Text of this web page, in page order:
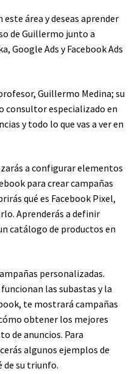
área y deseas aprender
de Guillermo junto a
Google Ads y Facebook Ads
Guillermo Medina; su
especializado en
y todo lo que vas a ver en
a configurar elementos
para crear campañas
qué es Facebook Pixel,
Aprenderás a definir
catálogo de productos en
personalizadas.
las subastas y la
te mostrará campañas
obtener los mejores
de anuncios. Para
algunos ejemplos de
de su triunfo.